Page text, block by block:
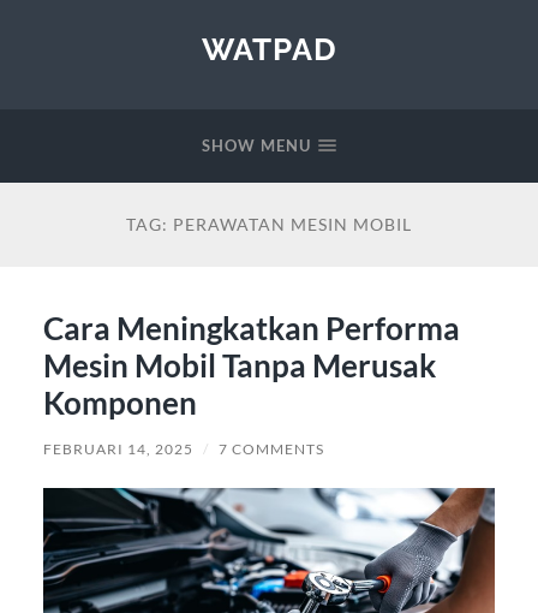
WATPAD
SHOW MENU
TAG: PERAWATAN MESIN MOBIL
Cara Meningkatkan Performa
Mesin Mobil Tanpa Merusak
Komponen
FEBRUARI 14, 2025 / 7 COMMENTS